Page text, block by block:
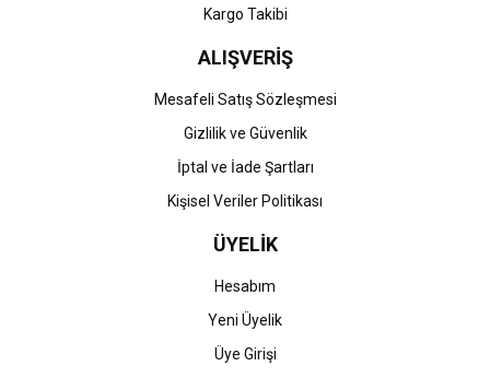
Kargo Takibi
ALIŞVERİŞ
Mesafeli Satış Sözleşmesi
Gizlilik ve Güvenlik
İptal ve İade Şartları
Kişisel Veriler Politikası
ÜYELİK
Hesabım
Yeni Üyelik
Üye Girişi